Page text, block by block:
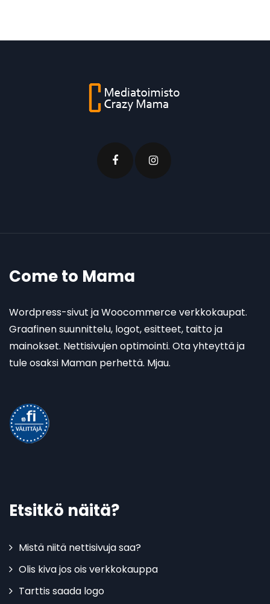
Come to Mama
Wordpress-sivut ja Woocommerce verkkokaupat.
Graafinen suunnittelu, logot, esitteet, taitto ja
mainokset. Nettisivujen optimointi. Ota yhteyttä ja
tule osaksi Maman perhettä. Mjau.
Etsitkö näitä?
Mistä niitä nettisivuja saa?
Olis kiva jos ois verkkokauppa
Tarttis saada logo